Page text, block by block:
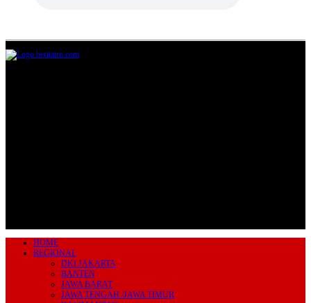
HOME
REGIONAL
DKI JAKARTA
BANTEN
JAWA BARAT
JAWA TENGAH /JAWA TIMUR